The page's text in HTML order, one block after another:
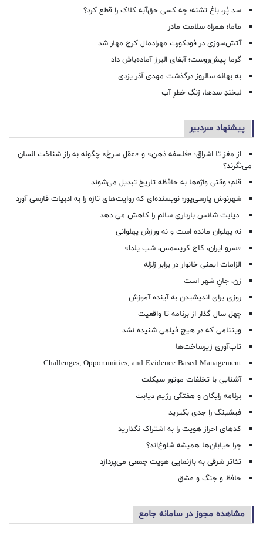
سد پُر، باغ تشنه؛ چه کسی حق‌آبه کلاک را قطع کرد؟
ماما؛ همراه سلامت مادر
آتش‌سوزی در فودکورت مهرادمال کرج مهار شد
گرما پیش‌روست؛ آبفای البرز آماده‌باش داد
به بهانه سالروز درگذشت مهدی آذر یزدی
لبخندِ سدها، زنگِ خطرِ آب
پیشنهاد سردبیر
از مغز تا اشراق؛ «فلسفه ذهن» و «عقل سرخ» چگونه به راز شناخت انسان
می‌نگرند؟
قلم؛ وقتی واژه‌ها به حافظه تاریخ تبدیل می‌شوند
شهرنوش پارسی‌پور؛ نویسنده‌ای که روایت‌های تازه را به ادبیات فارسی آورد
دیابت شانس بارداری سالم را کاهش می دهد
نه پهلوان مانده است و نه ورزش پهلوانی
«سرو ایران، کاج کریسمس، شب یلدا»
الزامات ایمنی خانوار در برابر زلزله
زن، جانِ شهر است
روزی برای اندیشیدن به آینده آموزش
چهل سال گذار از برنامه تا واقعیت
ویتنامی که در هیچ فیلمی شنیده نشد
تاب‌آوری زیرساخت‌ها
Challenges, Opportunities, and Evidence-Based Management
آشنایی با تخلفات موتور سیکلت
برنامه رایگان و هفتگی رژیم دیابت
فیشینگ را جدی بگیرید
کدهای احراز هویت را به اشتراک نگذارید
چرا خیابان‌ها همیشه شلوغ‌اند؟
تئاتر شرقی به بازنمایی هویت جمعی می‌پردازد
حافظ و جنگ و عشق
مشاهده مجوز در سامانه جامع